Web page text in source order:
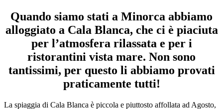
Quando siamo stati a Minorca abbiamo
alloggiato a Cala Blanca, che ci è piaciuta
per l’atmosfera rilassata e per i
ristorantini vista mare. Non sono
tantissimi, per questo li abbiamo provati
praticamente tutti!
La spiaggia di Cala Blanca è piccola e piuttosto affollata ad Agosto,